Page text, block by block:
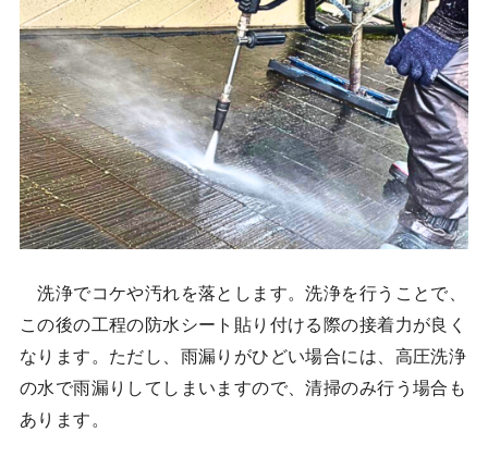
洗浄でコケや汚れを落とします。洗浄を行うことで、
この後の工程の防水シート貼り付ける際の接着力が良く
なります。ただし、雨漏りがひどい場合には、高圧洗浄
の水で雨漏りしてしまいますので、清掃のみ行う場合も
あります。